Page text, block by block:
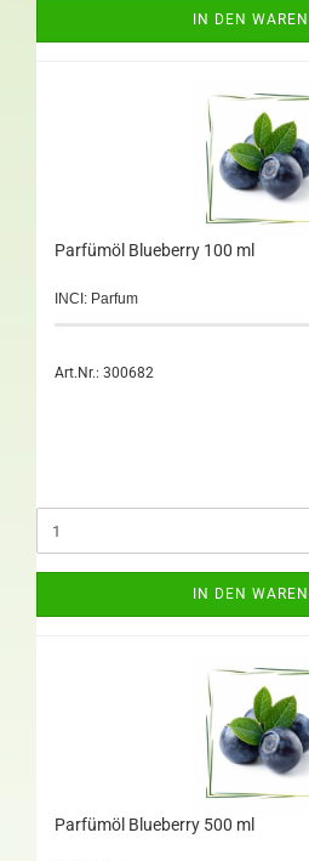
IN DEN
Parfümöl Blueberry 100 ml
INCI: Parfum
Art.Nr.: 300682
IN DEN
Parfümöl Blueberry 500 ml